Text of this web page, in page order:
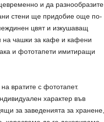
и да разнообразите
стени ще придобие още по-
цвят и изкушаващ
на чашки за кафе и кафени
и фототапети имитиращи
вратите с фототапет.
характер във
за заведенията за хранене,